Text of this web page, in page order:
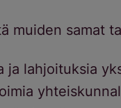
muiden samat
ja lahjoituksia